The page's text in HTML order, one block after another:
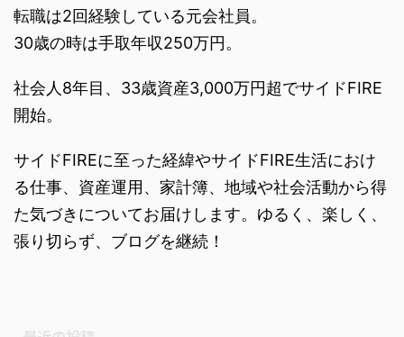
転職は2回経験している元会社員。
30歳の時は手取年収250万円。
社会人8年目、33歳資産3,000万円超でサイドFIRE
開始。
サイドFIREに至った経緯やサイドFIRE生活におけ
る仕事、資産運用、家計簿、地域や社会活動から得
た気づきについてお届けします。ゆるく、楽しく、
張り切らず、ブログを継続！